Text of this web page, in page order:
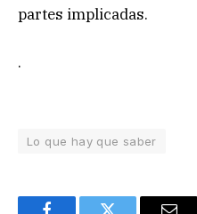
partes implicadas.
.
Lo que hay que saber